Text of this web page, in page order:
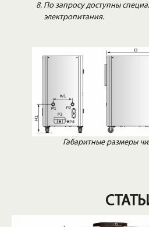
По запросу доступны
электропитания.
Габаритные размеры